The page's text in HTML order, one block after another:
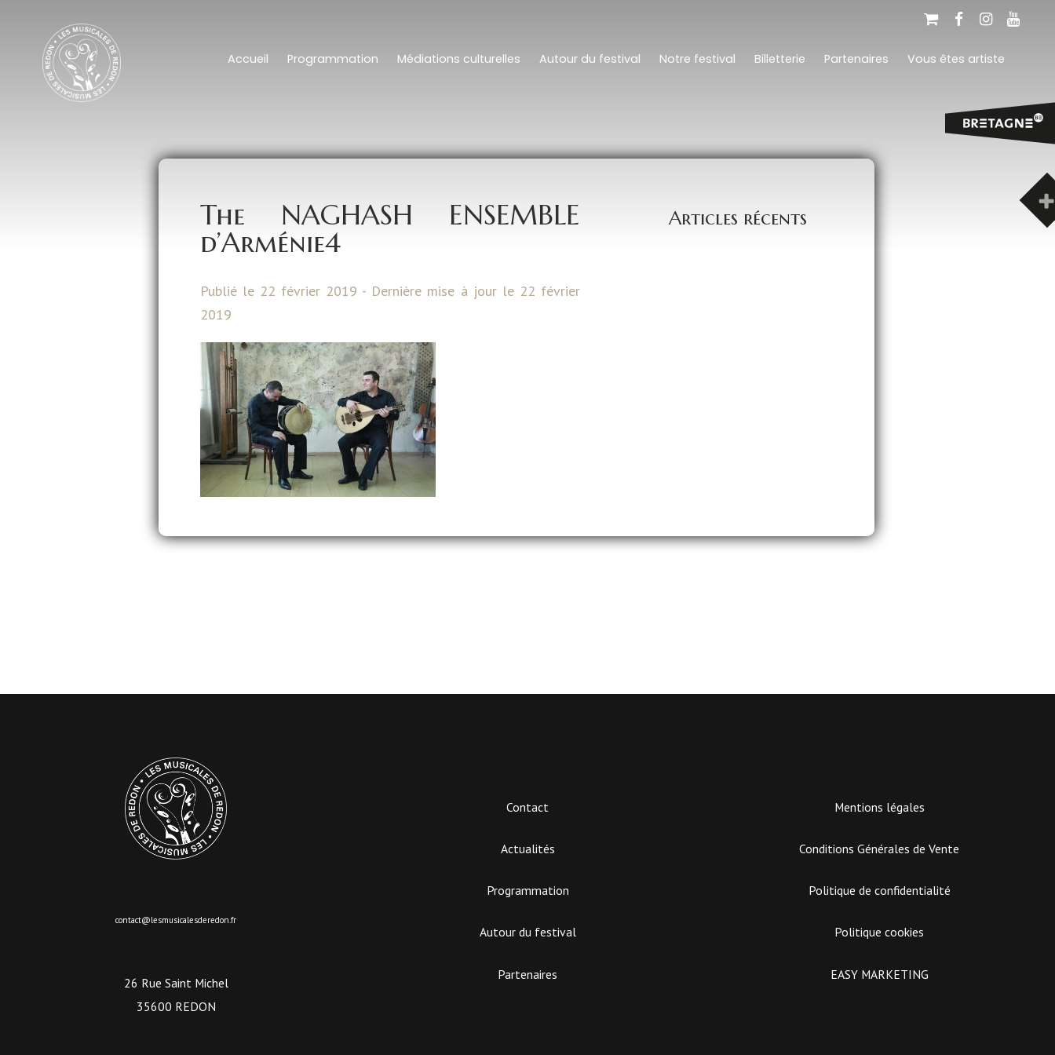
Accueil Programmation Médiations culturelles Autour du festival Notre festival Billetterie Partenaires Vous êtes artiste
The NAGHASH ENSEMBLE
d’Arménie4
Publié le 22 février 2019 - Dernière mise à jour le 22 février
2019
Articles récents
contact@lesmusicalesderedon.fr
26 Rue Saint Michel
35600 REDON
Contact
Actualités
Programmation
Autour du festival
Partenaires
Mentions légales
Conditions Générales de Vente
Politique de confidentialité
Politique cookies
EASY MARKETING